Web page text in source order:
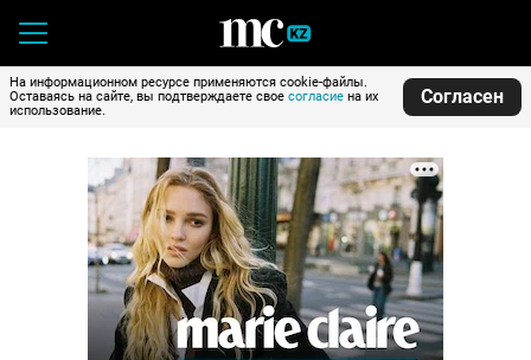
На информационном ресурсе применяются cookie-файлы.
Оставаясь на сайте, вы подтверждаете свое согласие на их
использование.
Согласен